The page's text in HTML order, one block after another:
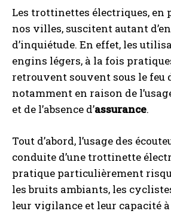
Les trottinettes électriques, en
nos villes, suscitent autant
d’inquiétude. En effet, les
engins légers, à la fois
retrouvent souvent sous le feu
notamment en raison de
et de l’absence d’assurance.
Tout d’abord, l’usage des
conduite d’une trottinette
pratique particulièrement
les bruits ambiants, les
leur vigilance et leur capacité